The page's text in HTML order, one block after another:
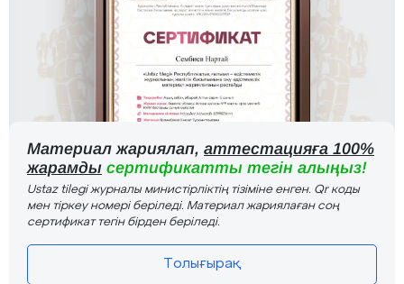
Материал жариялап, аттестацияға 100%
жарамды сертификатты тегін алыңыз!
Ustaz tilegi журналы министірліктің тізіміне енген. Qr коды
мен тіркеу номері беріледі. Материал жариялаған соң
сертификат тегін бірден беріледі.
Толығырақ